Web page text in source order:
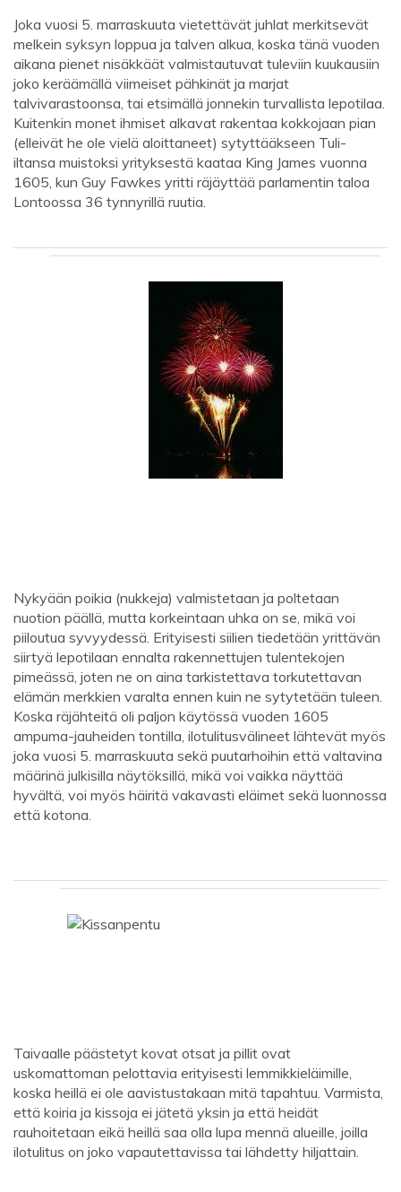
Joka vuosi 5. marraskuuta vietettävät juhlat merkitsevät
melkein syksyn loppua ja talven alkua, koska tänä vuoden
aikana pienet nisäkkäät valmistautuvat tuleviin kuukausiin
joko keräämällä viimeiset pähkinät ja marjat
talvivarastoonsa, tai etsimällä jonnekin turvallista lepotilaa.
Kuitenkin monet ihmiset alkavat rakentaa kokkojaan pian
(elleivät he ole vielä aloittaneet) sytyttääkseen Tuli-
iltansa muistoksi yrityksestä kaataa King James vuonna
1605, kun Guy Fawkes yritti räjäyttää parlamentin taloa
Lontoossa 36 tynnyrillä ruutia.
Nykyään poikia (nukkeja) valmistetaan ja poltetaan
nuotion päällä, mutta korkeintaan uhka on se, mikä voi
piiloutua syvyydessä. Erityisesti siilien tiedetään yrittävän
siirtyä lepotilaan ennalta rakennettujen tulentekojen
pimeässä, joten ne on aina tarkistettava torkutettavan
elämän merkkien varalta ennen kuin ne sytytetään tuleen.
Koska räjähteitä oli paljon käytössä vuoden 1605
ampuma-jauheiden tontilla, ilotulitusvälineet lähtevät myös
joka vuosi 5. marraskuuta sekä puutarhoihin että valtavina
määrinä julkisilla näytöksillä, mikä voi vaikka näyttää
hyvältä, voi myös häiritä vakavasti eläimet sekä luonnossa
että kotona.
Taivaalle päästetyt kovat otsat ja pillit ovat
uskomattoman pelottavia erityisesti lemmikkieläimille,
koska heillä ei ole aavistustakaan mitä tapahtuu. Varmista,
että koiria ja kissoja ei jätetä yksin ja että heidät
rauhoitetaan eikä heillä saa olla lupa mennä alueille, joilla
ilotulitus on joko vapautettavissa tai lähdetty hiljattain.